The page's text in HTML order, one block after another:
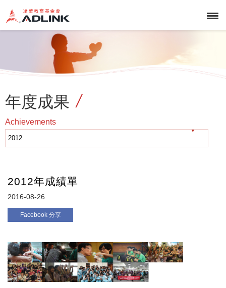
年度成果
Achievements
2012年成績單
2016-08-26
Facebook 分享